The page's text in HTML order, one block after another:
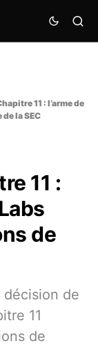
11 : l’arme de
la SEC
11 :
de
décision de
11
de